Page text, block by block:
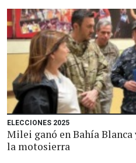
ELECCIONES 2025
Milei ganó en Bahía Blanca
la motosierra